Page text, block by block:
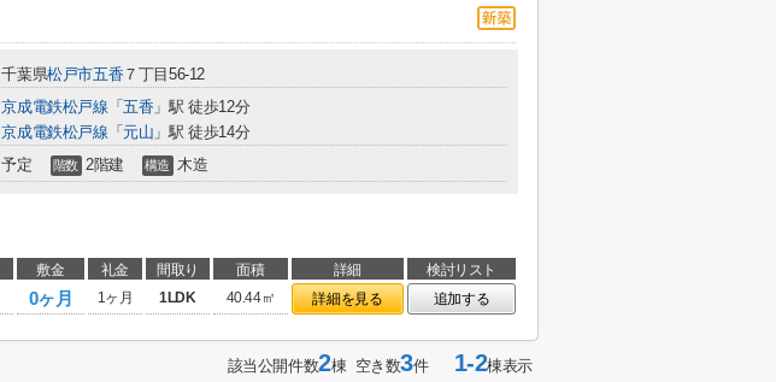
千葉県松戸市五香 ７丁目56-12
京成電鉄松戸線 「五香 」駅 徒歩12分
京成電鉄松戸線 「 元山 」駅 徒歩14分
予定 階数 2階建 構造 木造
敷金 礼金 間取り 面積 詳細
検討リスト
0ヶ月 1ヶ月 1LDK 40.44㎡ 詳細を見る 追加する
該当公開件数2棟 空き数3件1-2棟表示